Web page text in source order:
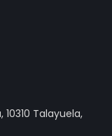
Talayuela,